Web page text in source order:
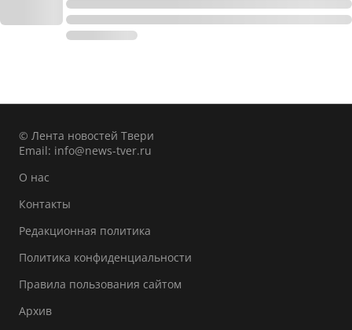
© Лента новостей Твери
Email: info@news-tver.ru
О нас
Контакты
Редакционная политика
Политика конфиденциальности
Правила пользования сайтом
Архив